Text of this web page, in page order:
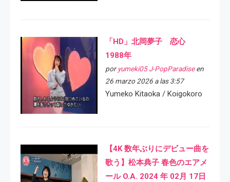
「HD」北岡夢子 恋心
1988年
por yumeki05 J-PopParadiseen
26 marzo 2026 a las 3:57
Yumeko Kitaoka / Koigokoro
【4K 数年ぶりにデビュー曲を
歌う】松本典子 春色のエアメ
ール O.A. 2024 年 02月 17日